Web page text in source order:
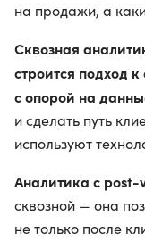
на продажи, а
Сквозная
строится подход
с опорой на
и сделать путь
используют
Аналитика с post-
сквозной — она
не только после